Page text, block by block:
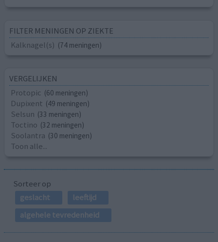
FILTER MENINGEN OP ZIEKTE
Kalknagel(s) (74 meningen)
VERGELIJKEN
Protopic (60 meningen)
Dupixent (49 meningen)
Selsun (33 meningen)
Toctino (32 meningen)
Soolantra (30 meningen)
Toon alle...
Sorteer op
geslacht
leeftijd
algehele tevredenheid